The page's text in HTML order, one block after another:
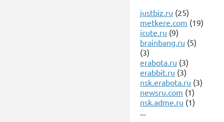
justbiz.ru (25)
metkere.com (19)
icute.ru (9)
brainbang.ru (5)
(3)
erabota.ru (3)
erabbit.ru (3)
nsk.erabota.ru (3)
newsru.com (1)
nsk.adme.ru (1)
...